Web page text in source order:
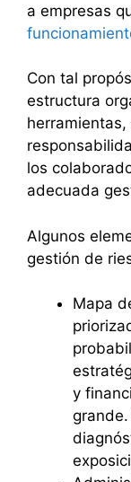
a empresas
Con tal
estructura
los
adecuada
Algunos
gestión de
Mapa
y